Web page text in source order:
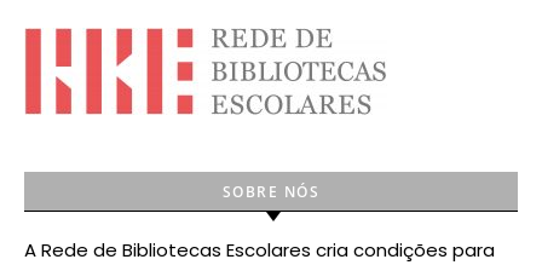
SOBRE NÓS
A Rede de Bibliotecas Escolares cria condições para